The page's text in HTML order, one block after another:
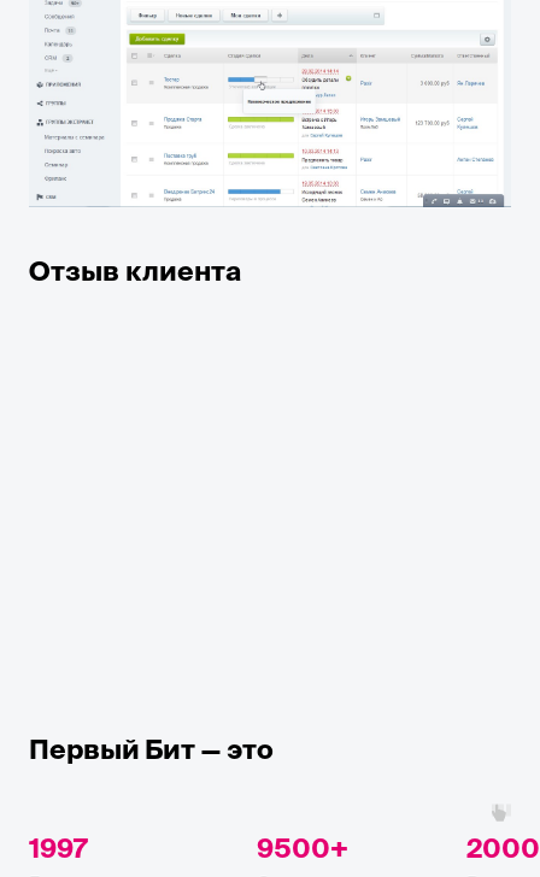
Отзыв клиента
Первый Бит — это
1997 9500 2000